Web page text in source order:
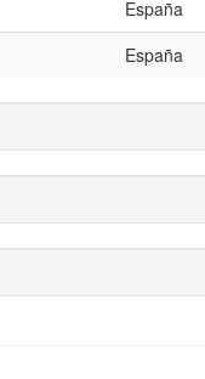
España
España